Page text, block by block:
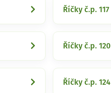
Říčky č.p. 117
Říčky č.p. 120
Říčky č.p. 124